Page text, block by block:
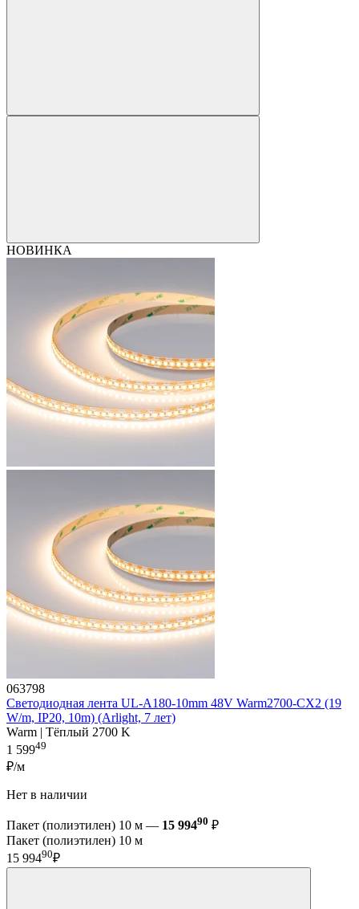
НОВИНКА
063798
Светодиодная лента UL-A180-10mm 48V Warm2700-CX2 (19
W/m, IP20, 10m) (Arlight, 7 лет)
Warm | Тёплый 2700 K
1 59949
₽/м
Нет в наличии
Пакет (полиэтилен) 10 м — 15 99490 ₽
Пакет (полиэтилен) 10 м
15 99490₽